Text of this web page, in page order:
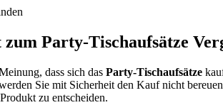
zum Party-Tischaufsätze
dass sich das Party-Tischaufsätze
Sie mit Sicherheit den Kauf nicht
Produkt zu entscheiden.